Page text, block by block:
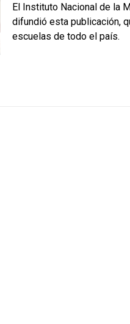
El Instituto Nacional de la
difundió esta publicación,
escuelas de todo el país.